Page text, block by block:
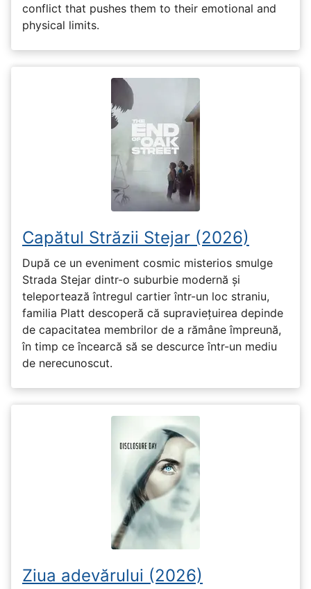
conflict that pushes them to their emotional and
physical limits.
Capătul Străzii Stejar (2026)
După ce un eveniment cosmic misterios smulge
Strada Stejar dintr-o suburbie modernă și
teleportează întregul cartier într-un loc straniu,
familia Platt descoperă că supraviețuirea depinde
de capacitatea membrilor de a rămâne împreună,
în timp ce încearcă să se descurce într-un mediu
de nerecunoscut.
Ziua adevărului (2026)